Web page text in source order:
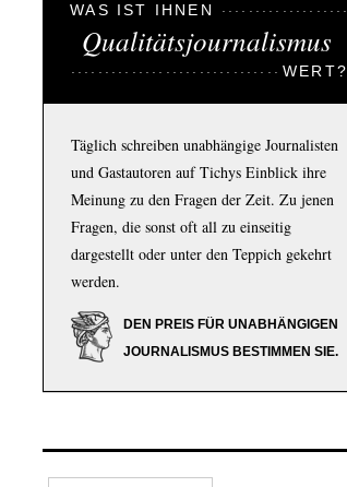
WAS IST IHNEN
Qualitätsjournalismus
WERT?
Täglich schreiben unabhängige Journalisten
und Gastautoren auf Tichys Einblick ihre
Meinung zu den Fragen der Zeit. Zu jenen
Fragen, die sonst oft all zu einseitig
dargestellt oder unter den Teppich gekehrt
werden.
DEN PREIS FÜR UNABHÄNGIGEN
JOURNALISMUS BESTIMMEN SIE.